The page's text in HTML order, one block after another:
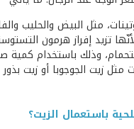
مثل البيض والحليب
تزيد إفراز هرمون
وذلك باستخدام كمية
مثل زيت الجوجوبا أو زيت
باستعمال الزيت؟